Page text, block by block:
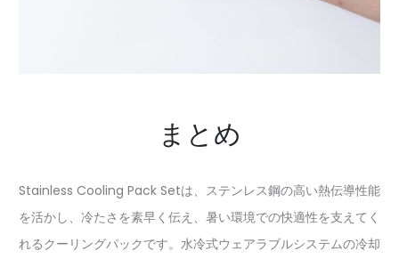
まとめ
Stainless Cooling Pack Setは、ステンレス鋼の高い熱伝導性能
を活かし、冷たさを素早く伝え、暑い環境での快適性を支えてく
れるクーリングパックです。水冷式ウェアラブルシステムの冷却